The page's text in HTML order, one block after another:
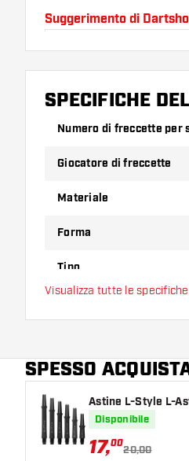
Suggerimento di
Assicuratevi di avere
astine. Questi
scoprire quale variante
SPECIFICHE
Numero di freccette per
Giocatore di freccette
Materiale
Forma
Tipo
Visualizza tutte le specifiche
SPESSO
Astine L-Style L-
Disponibile
17,00
20,00